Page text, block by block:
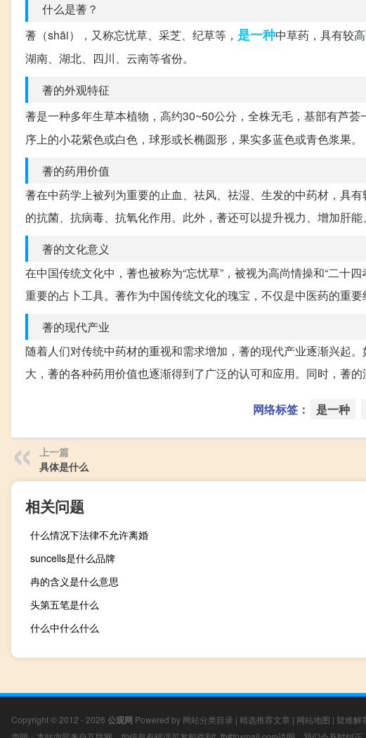
什么是蓍？
蓍（shāi），又称忘忧草、采芝、纪草等， 是一种中草药，具有较高
湖南、湖北、四川、云南等省份。
蓍的外观特征
蓍是一种多年生草本植物，高约30~50公分，全株无毛，基部有芦
序上的小花紫色或白色，球形或长椭圆形，果实多蓝色或青色浆果。
蓍的药用价值
蓍在中药学上被列为重要的止血、祛风、祛湿、生发的中药材，具
的抗菌、抗病毒、抗氧化作用。此外，蓍还可以提升视力、增加肝
蓍的文化意义
在中国传统文化中，蓍也被称为“忘忧草”，被视为高尚情操和“二十
重要的占卜工具。蓍作为中国传统文化的瑰宝，不仅是中医药的重要
蓍的现代产业
随着人们对传统中药材的重视和需求增加，蓍的现代产业逐渐兴起
大，蓍的各种药用价值也逐渐得到了广泛的认可和应用。同时，蓍
网络标签： 是一种
上一篇
具体是什么
相关问题
什么情况下法律不允许离婚
suncells是什么品牌
冉的含义是什么意思
头第五笔是什么
什么中什么什么
Copyright © 2012 - 2026 公观网 Powered by 网站分类目录 | 精选推荐文章 | 网站地图 | 疑难解